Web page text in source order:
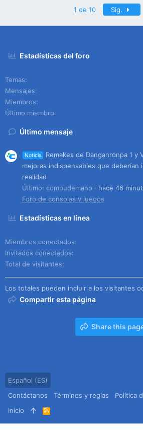
1 de 10 Sig.
Estadísticas del foro
Temas
Mensajes
Miembros
Último miembro
Último mensaje
Noticia
Remakes de Danganronpa 1 y
mejoras indispensables que deberían
realidad
Último: compudemano
hace 46
Foro de consolas y juegos
Estadísticas en línea
Miembros conectados
Invitados conectados
Total de visitantes
Los totales pueden incluir a los visitantes
Compartir esta página
Share this
Español (ES)
Contáctanos
Términos y reglas Política
Inicio
R
S
S